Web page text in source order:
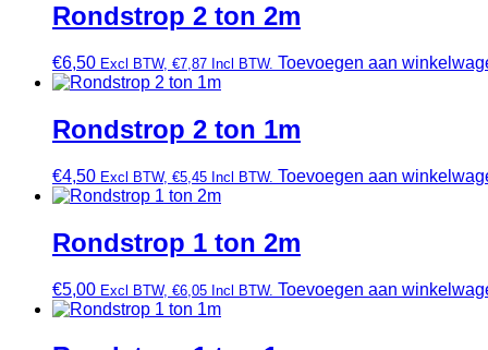
Rondstrop 2 ton 2m
€6,50 Excl BTW, €7,87 Incl BTW. Toevoegen aan
Rondstrop 2 ton 1m
€4,50 Excl BTW, €5,45 Incl BTW. Toevoegen aan
Rondstrop 1 ton 2m
€5,00 Excl BTW, €6,05 Incl BTW. Toevoegen aan